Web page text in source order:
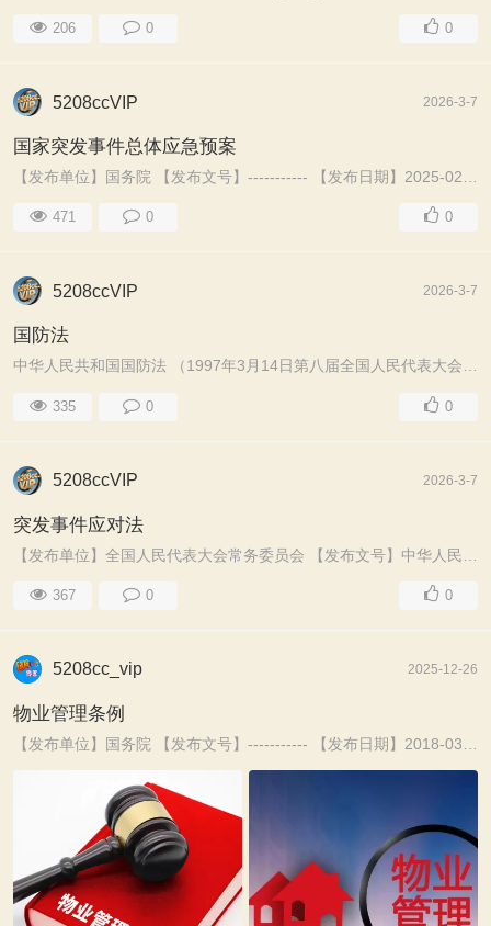
206 0 0
5208ccVIP 2026-3-7
国家突发事件总体应急预案
471 0 0
5208ccVIP 2026-3-7
国防法
中华人民共和国国防法 （1997年3月14日第八届全国人民代表大会第五次会议通过 根据2009年8月27日第十一届全国人民代表大会常务委员会第十次会议《关于修改部 ...
335 0 0
5208ccVIP 2026-3-7
突发事件应对法
367 0 0
5208cc_vip 2025-12-26
物业管理条例